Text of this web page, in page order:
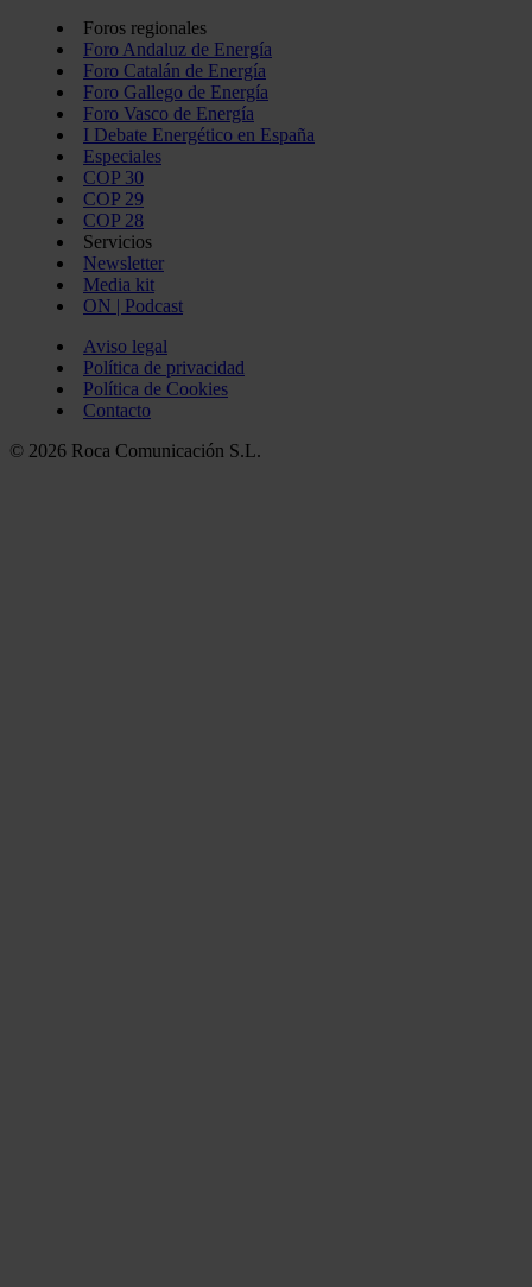
Foros regionales
Foro Andaluz de Energía
Foro Catalán de Energía
Foro Gallego de Energía
Foro Vasco de Energía
I Debate Energético en España
Especiales
COP 30
COP 29
COP 28
Servicios
Newsletter
Media kit
ON | Podcast
Aviso legal
Política de privacidad
Política de Cookies
Contacto
© 2026 Roca Comunicación S.L.